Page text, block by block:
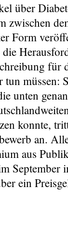
über
zwischen
Form
für
müssen:
unten
konnte,
an.
aus
September
ein